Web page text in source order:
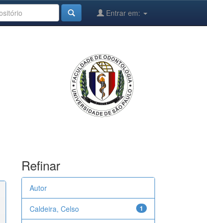
Entrar em:
Refinar
Autor
1
Caldeira, Celso